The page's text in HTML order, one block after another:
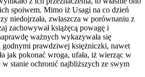
spoiwem. Mimo iż Usagi na co dzień
niedojrzała, zwłaszcza w porównaniu z
zachowywał książęcą powagę i
ważnych wykazywała się
godnymi prawdziwej księżniczki, nawet
jak pokonać wroga, ufała, iż wierząc w
w stanie ochronić najbliższych ze swym